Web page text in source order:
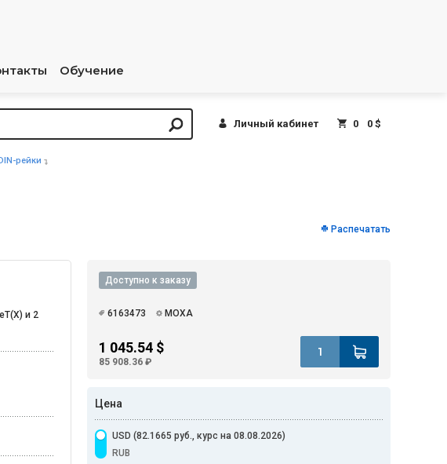
Обучение
Личный кабинет 0 0 $
рейки
Распечатать
Доступно к заказу
6163473 MOXA
1 045.54 $
85 908.36 ₽
Цена
USD (82.1665 руб., курс на 08.08.2026)
RUB
и 2